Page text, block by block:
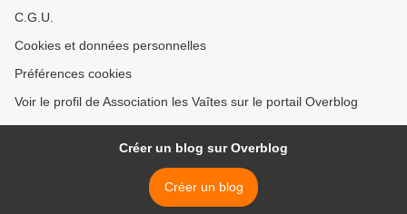
C.G.U.
Cookies et données personnelles
Préférences cookies
Voir le profil de Association les Vaîtes sur le portail Overblog
Créer un blog sur Overblog
Créer un blog